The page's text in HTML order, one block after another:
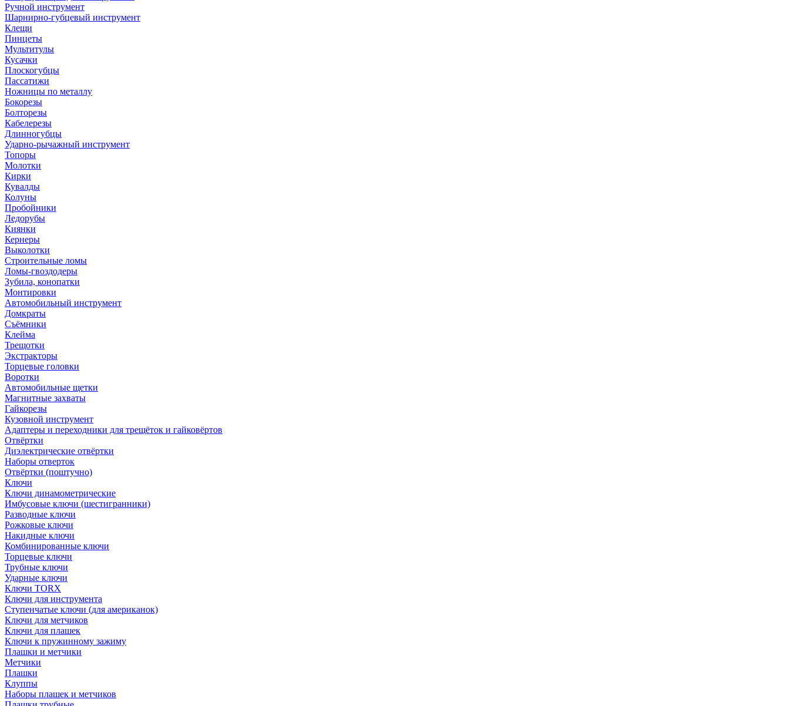
Ручной инструмент
Шарнирно-губцевый инструмент
Клещи
Пинцеты
Мультитулы
Кусачки
Плоскогубцы
Пассатижи
Ножницы по металлу
Бокорезы
Болторезы
Кабелерезы
Длинногубцы
Ударно-рычажный инструмент
Топоры
Молотки
Кирки
Кувалды
Колуны
Пробойники
Ледорубы
Киянки
Кернеры
Выколотки
Строительные ломы
Ломы-гвоздодеры
Зубила, конопатки
Монтировки
Автомобильный инструмент
Домкраты
Съёмники
Клейма
Трещотки
Экстракторы
Торцевые головки
Воротки
Автомобильные щетки
Магнитные захваты
Гайкорезы
Кузовной инструмент
Адаптеры и переходники для трещёток и гайковёртов
Отвёртки
Диэлектрические отвёртки
Наборы отверток
Отвёртки (поштучно)
Ключи
Ключи динамометрические
Имбусовые ключи (шестигранники)
Разводные ключи
Рожковые ключи
Накидные ключи
Комбинированные ключи
Торцевые ключи
Трубные ключи
Ударные ключи
Ключи TORX
Ключи для инструмента
Ступенчатые ключи (для американок)
Ключи для метчиков
Ключи для плашек
Ключи к пружинному зажиму
Плашки и метчики
Метчики
Плашки
Клуппы
Наборы плашек и метчиков